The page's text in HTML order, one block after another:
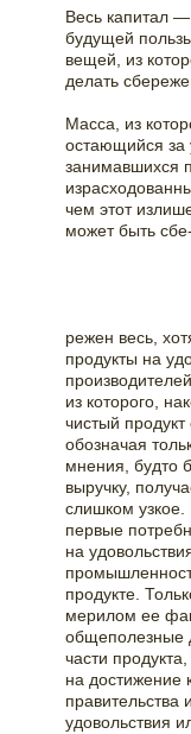
Весь капитал
будущей
вещей, из
делать
Масса, из
остающийся за
занимавшихся
чем этот
может быть
режен весь,
продукты на
из которого,
чистый
обозначая
мнения, будто
выручку,
слишком узкое.
первые
на
продукте.
мерилом ее
общеполезные
части
на достижение
правительства
удовольствия